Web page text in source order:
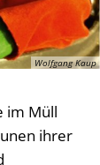
Wolfgang Kaup
im Müll
ihrer